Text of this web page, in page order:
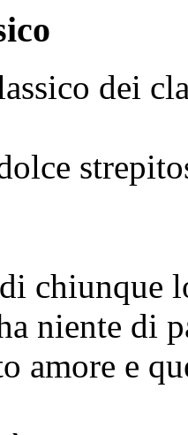
dei
chiunque
niente di
amore e